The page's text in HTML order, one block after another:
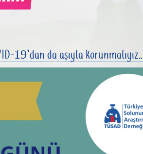
19’dan da aşıyla korunmalıyız..